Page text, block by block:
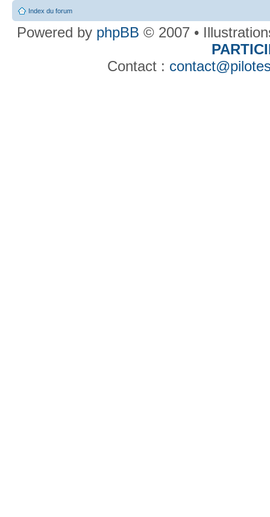
Index du forum
Powered by phpBB © 2007 •
Contact :